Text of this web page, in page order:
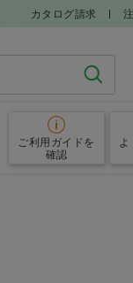
カタログ請求
検索
ご利用ガイド を
確認